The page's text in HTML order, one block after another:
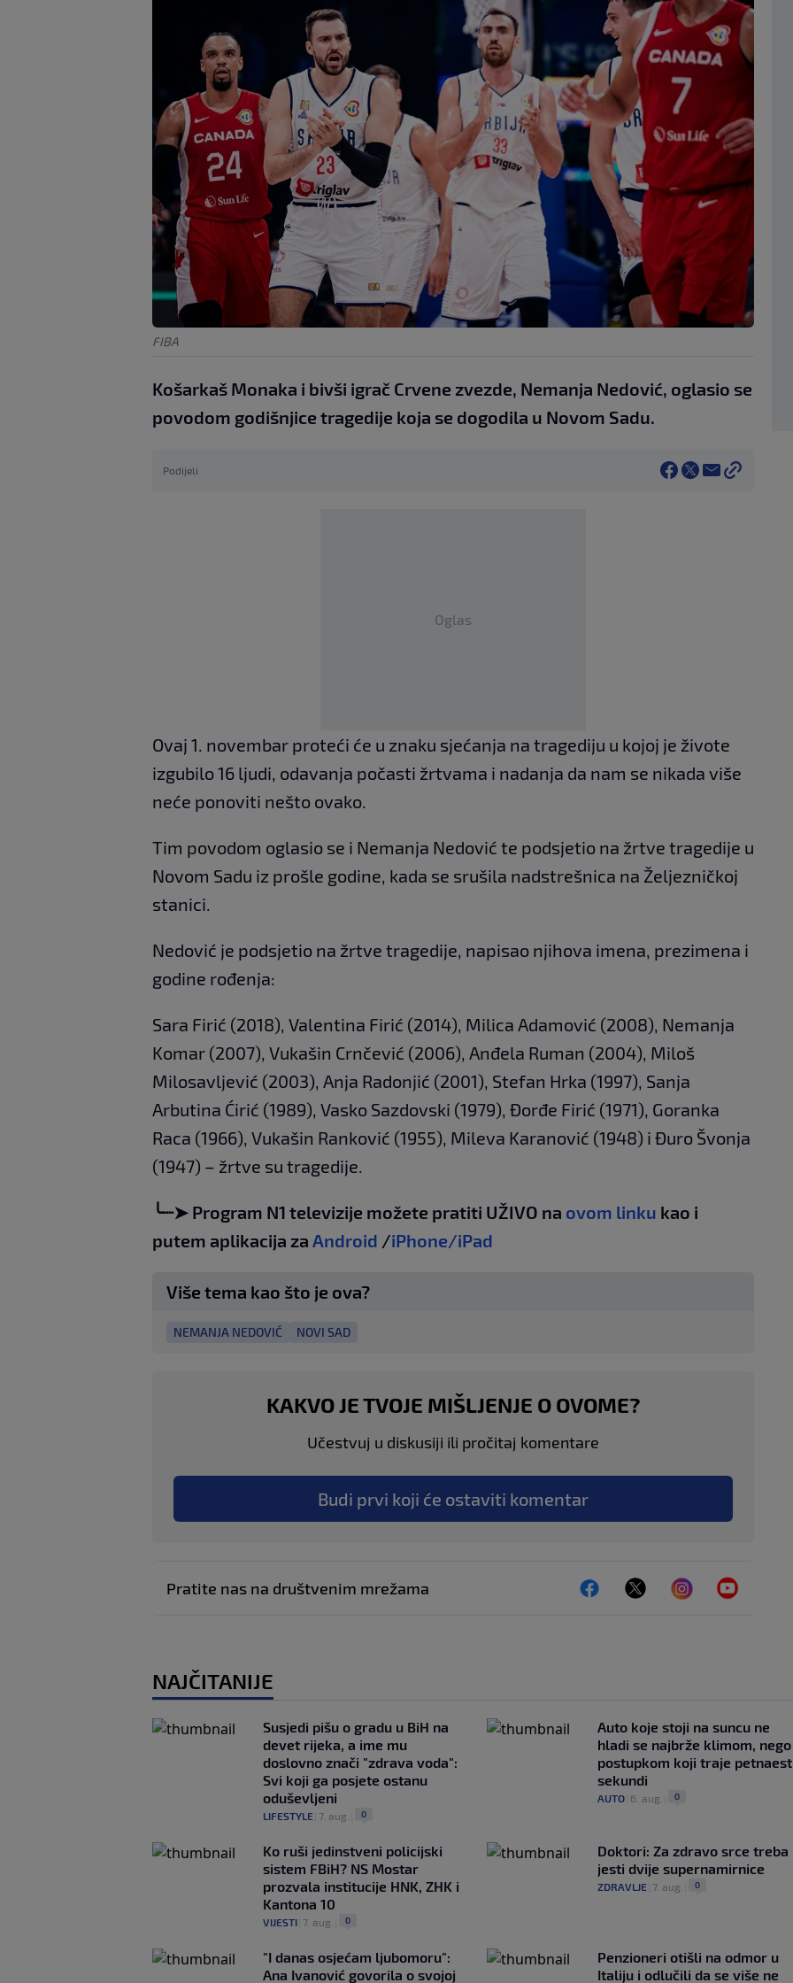
FIBA
Košarkaš Monaka i bivši igrač Crvene zvezde, Nemanja Nedović, oglasio se
povodom godišnjice tragedije koja se dogodila u Novom Sadu.
Podijeli
Oglas
Ovaj 1. novembar proteći će u znaku sjećanja na tragediju u kojoj je živote
izgubilo 16 ljudi, odavanja počasti žrtvama i nadanja da nam se nikada više
neće ponoviti nešto ovako.
Tim povodom oglasio se i Nemanja Nedović te podsjetio na žrtve tragedije u
Novom Sadu iz prošle godine, kada se srušila nadstrešnica na Željezničkoj
stanici.
Nedović je podsjetio na žrtve tragedije, napisao njihova imena, prezimena i
godine rođenja:
Sara Firić (2018), Valentina Firić (2014), Milica Adamović (2008), Nemanja
Komar (2007), Vukašin Crnčević (2006), Anđela Ruman (2004), Miloš
Milosavljević (2003), Anja Radonjić (2001), Stefan Hrka (1997), Sanja
Arbutina Ćirić (1989), Vasko Sazdovski (1979), Đorđe Firić (1971), Goranka
Raca (1966), Vukašin Ranković (1955), Mileva Karanović (1948) i Đuro Švonja
(1947) – žrtve su tragedije.
╰┈➤ Program N1 televizije možete pratiti UŽIVO na ovom linku kao i
putem aplikacija za Android /iPhone/iPad
Više tema kao što je ova?
NEMANJA NEDOVIĆ NOVI SAD
KAKVO JE TVOJE MIŠLJENJE O OVOME?
Učestvuj u diskusiji ili pročitaj komentare
Budi prvi koji će ostaviti komentar
Pratite nas na društvenim mrežama
NAJČITANIJE
Susjedi pišu o gradu u BiH na
devet rijeka, a ime mu
doslovno znači "zdrava voda":
Svi koji ga posjete ostanu
oduševljeni
LIFESTYLE 7. aug. 0
Auto koje stoji na suncu ne
hladi se najbrže klimom, nego
postupkom koji traje petnaest
sekundi
AUTO| 6. aug. 0
Ko ruši jedinstveni policijski
sistem FBiH? NS Mostar
prozvala institucije HNK, ZHK i
Kantona 10
VIJESTI 7. aug. 0
Doktori: Za zdravo srce treba
jesti dvije supernamirnice
ZDRAVLJE| 7. aug. 0
"I danas osjećam ljubomoru":
Ana Ivanović govorila o svojoj
Penzioneri otišli na odmor u
Italiju i odlučili da se više ne